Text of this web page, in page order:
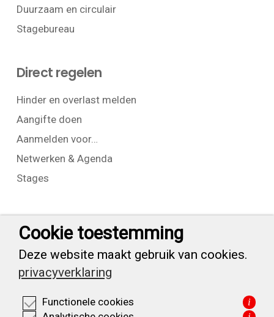
Duurzaam en circulair
Stagebureau
Direct regelen
Hinder en overlast melden
Aangifte doen
Aanmelden voor…
Netwerken & Agenda
Stages
Contact
T: +31 (0) 23 525 7826
info@waarderpolder.nl
KVK: 34332355
Cookie toestemming
Deze website maakt gebruik van cookies.
privacyverklaring
Functionele cookies i